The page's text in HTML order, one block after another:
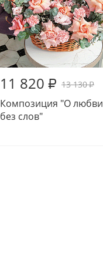
11 820 ₽ 13 130₽
Композиция "О любви
без слов"